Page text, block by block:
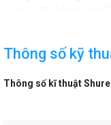
Màn hình điều khiển
Thông số kỹ
Thông số kĩ thuật